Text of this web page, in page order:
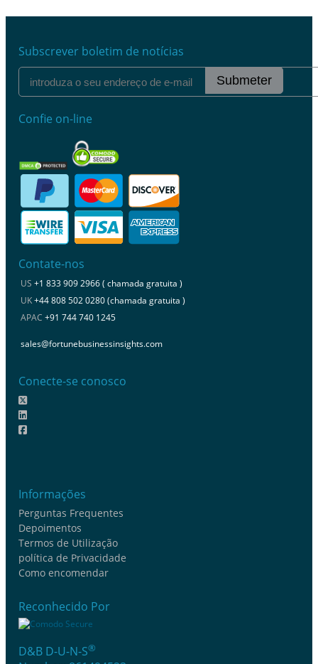
Subscrever boletim de notícias
Submeter
Confie on-line
Contate-nos
US +1 833 909 2966 ( chamada gratuita )
UK+44 808 502 0280 (chamada gratuita )
APAC +91 744 740 1245
sales@fortunebusinessinsights.com
Conecte-se conosco
Informações
Perguntas Frequentes
Depoimentos
Termos de Utilização
política de Privacidade
Como encomendar
Reconhecido Por
D&B D-U-N-S®